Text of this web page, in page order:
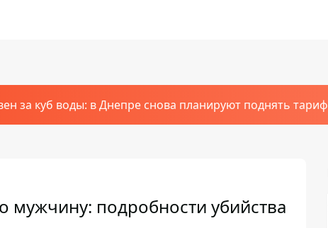
за куб воды: в Днепре снова планируют поднять тариф
мужчину: подробности убийства